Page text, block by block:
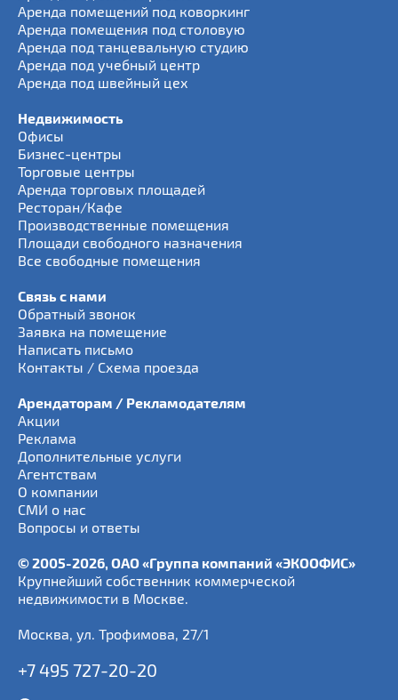
Аренда помещений под коворкинг
Аренда помещения под столовую
Аренда под танцевальную студию
Аренда под учебный центр
Аренда под швейный цех
Недвижимость
Офисы
Бизнес-центры
Торговые центры
Аренда торговых площадей
Ресторан/Кафе
Производственные помещения
Площади свободного назначения
Все свободные помещения
Связь с нами
Обратный звонок
Заявка на помещение
Написать письмо
Контакты / Схема проезда
Арендаторам / Рекламодателям
Акции
Реклама
Дополнительные услуги
Агентствам
О компании
СМИ о нас
Вопросы и ответы
© 2005-2026, ОАО «Группа компаний «ЭКООФИС»
Крупнейший собственник коммерческой
недвижимости в Москве.
Москва, ул. Трофимова, 27/1
+7 495 727-20-20